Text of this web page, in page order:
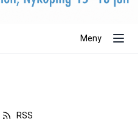
Meny
RSS